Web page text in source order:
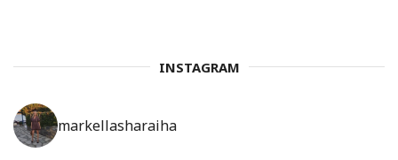
INSTAGRAM
markellasharaiha